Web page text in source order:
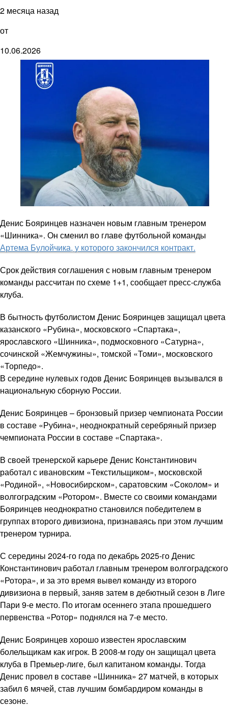
2 месяца назад
от
10.06.2026
Денис Бояринцев назначен новым главным тренером
«Шинника». Он сменил во главе футбольной команды
Артема Булойчика, у которого закончился контракт.
Срок действия соглашения с новым главным тренером
команды рассчитан по схеме 1+1, сообщает пресс-служба
клуба.
В бытность футболистом Денис Бояринцев защищал цвета
казанского «Рубина», московского «Спартака»,
ярославского «Шинника», подмосковного «Сатурна»,
сочинской «Жемчужины», томской «Томи», московского
«Торпедо».
В середине нулевых годов Денис Бояринцев вызывался в
национальную сборную России.
Денис Бояринцев – бронзовый призер чемпионата России
в составе «Рубина», неоднократный серебряный призер
чемпионата России в составе «Спартака».
В своей тренерской карьере Денис Константинович
работал с ивановским «Текстильщиком», московской
«Родиной», «Новосибирском», саратовским «Соколом» и
волгоградским «Ротором». Вместе со своими командами
Бояринцев неоднократно становился победителем в
группах второго дивизиона, признаваясь при этом лучшим
тренером турнира.
С середины 2024-го года по декабрь 2025-го Денис
Константинович работал главным тренером волгоградского
«Ротора», и за это время вывел команду из второго
дивизиона в первый, заняв затем в дебютный сезон в Лиге
Пари 9-е место. По итогам осеннего этапа прошедшего
первенства «Ротор» поднялся на 7-е место.
Денис Бояринцев хорошо известен ярославским
болельщикам как игрок. В 2008-м году он защищал цвета
клуба в Премьер-лиге, был капитаном команды. Тогда
Денис провел в составе «Шинника» 27 матчей, в которых
забил 6 мячей, став лучшим бомбардиром команды в
сезоне.